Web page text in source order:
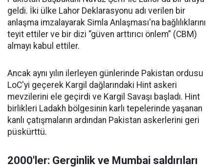
geldi. İki ülke Lahor Deklarasyonu adı verilen bir
anlaşma imzalayarak Simla Anlaşması'na bağlılıklarını
teyit ettiler ve bir dizi “güven arttırıcı önlem” (CBM)
almayı kabul ettiler.
Ancak aynı yılın ilerleyen günlerinde Pakistan ordusu
LoC'yi geçerek Kargil dağlarındaki Hint askeri
mevzilerini ele geçirdi ve Kargil Savaşı başladı. Hint
birlikleri Ladakh bölgesinin karlı tepelerinde yaşanan
kanlı çatışmaların ardından Pakistan askerlerini geri
püskürttü.
2000'ler: Gerginlik ve Mumbai saldırıları